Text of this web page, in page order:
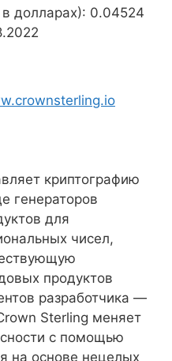
в долларах): 0.04524
криптографию
генераторов
для
чисел,
продуктов
разработчика —
Sterling меняет
с помощью
на основе нецелых